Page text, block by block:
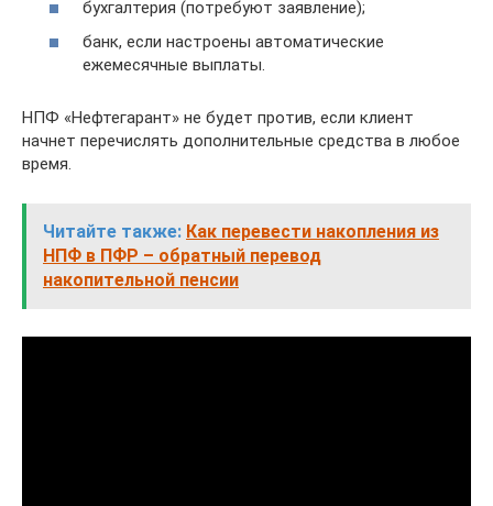
бухгалтерия (потребуют заявление);
банк, если настроены автоматические
ежемесячные выплаты.
НПФ «Нефтегарант» не будет против, если клиент
начнет перечислять дополнительные средства в любое
время.
Читайте также: Как перевести накопления из
НПФ в ПФР – обратный перевод
накопительной пенсии